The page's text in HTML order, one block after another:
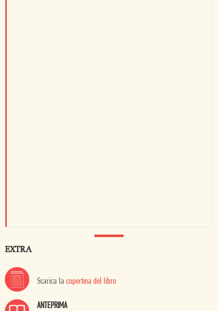
EXTRA
Scarica la copertina del libro
ANTEPRIMA